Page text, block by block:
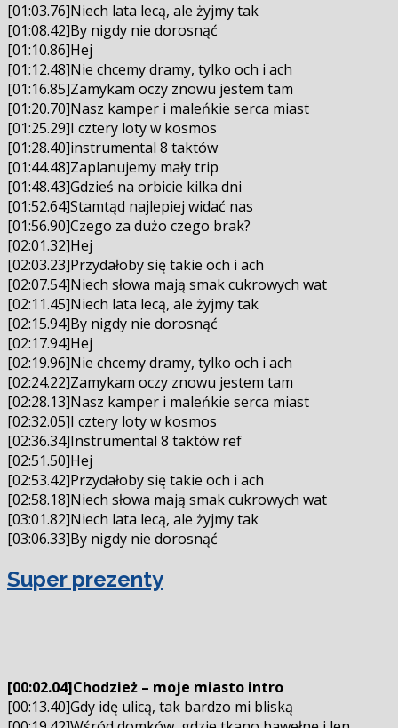
[01:03.76]Niech lata lecą, ale żyjmy tak
[01:08.42]By nigdy nie dorosnąć
[01:10.86]Hej
[01:12.48]Nie chcemy dramy, tylko och i ach
[01:16.85]Zamykam oczy znowu jestem tam
[01:20.70]Nasz kamper i maleńkie serca miast
[01:25.29]I cztery loty w kosmos
[01:28.40]instrumental 8 taktów
[01:44.48]Zaplanujemy mały trip
[01:48.43]Gdzieś na orbicie kilka dni
[01:52.64]Stamtąd najlepiej widać nas
[01:56.90]Czego za dużo czego brak?
[02:01.32]Hej
[02:03.23]Przydałoby się takie och i ach
[02:07.54]Niech słowa mają smak cukrowych wat
[02:11.45]Niech lata lecą, ale żyjmy tak
[02:15.94]By nigdy nie dorosnąć
[02:17.94]Hej
[02:19.96]Nie chcemy dramy, tylko och i ach
[02:24.22]Zamykam oczy znowu jestem tam
[02:28.13]Nasz kamper i maleńkie serca miast
[02:32.05]I cztery loty w kosmos
[02:36.34]Instrumental 8 taktów ref
[02:51.50]Hej
[02:53.42]Przydałoby się takie och i ach
[02:58.18]Niech słowa mają smak cukrowych wat
[03:01.82]Niech lata lecą, ale żyjmy tak
[03:06.33]By nigdy nie dorosnąć
Super prezenty
[00:02.04]Chodzież – moje miasto intro
[00:13.40]Gdy idę ulicą, tak bardzo mi bliską